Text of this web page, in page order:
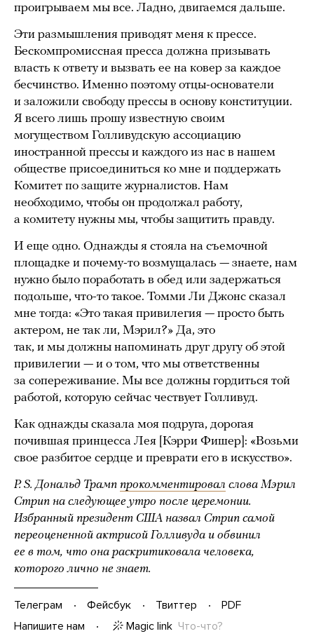
проигрываем мы все. Ладно, двигаемся дальше.
Эти размышления приводят меня к прессе.
Бескомпромиссная пресса должна призывать
власть к ответу и вызвать ее на ковер за каждое
бесчинство. Именно поэтому отцы-основатели
и заложили свободу прессы в основу конституции.
Я всего лишь прошу известную своим
могуществом Голливудскую ассоциацию
иностранной прессы и каждого из нас в нашем
обществе присоединиться ко мне и поддержать
Комитет по защите журналистов. Нам
необходимо, чтобы он продолжал работу,
а комитету нужны мы, чтобы защитить правду.
И еще одно. Однажды я стояла на съемочной
площадке и почему-то возмущалась — знаете, нам
нужно было поработать в обед или задержаться
подольше, что-то такое. Томми Ли Джонс сказал
мне тогда: «Это такая привилегия — просто быть
актером, не так ли, Мэрил?» Да, это
так, и мы должны напоминать друг другу об этой
привилегии — и о том, что мы ответственны
за сопереживание. Мы все должны гордиться той
работой, которую сейчас чествует Голливуд.
Как однажды сказала моя подруга, дорогая
почившая принцесса Лея [Кэрри Фишер]: «Возьми
свое разбитое сердце и преврати его в искусство».
P. S. Дональд Трамп прокомментировал слова Мэрил
Стрип на следующее утро после церемонии.
Избранный президент США назвал Стрип самой
переоцененной актрисой Голливуда и обвинил
ее в том, что она раскритиковала человека,
которого лично не знает.
Телеграм Фейсбук Твиттер
PDF
Напишите нам
Magic link Что-что?